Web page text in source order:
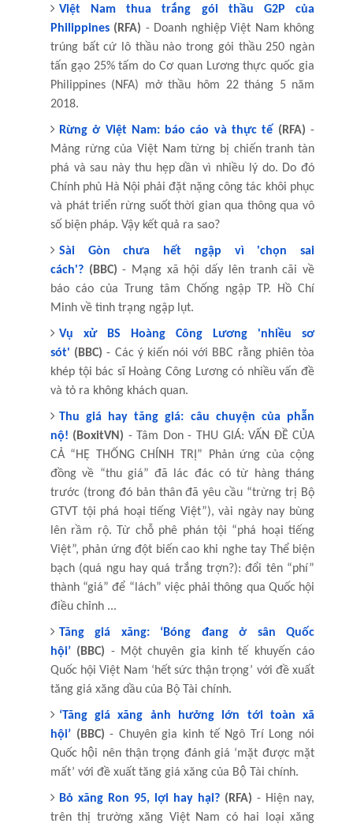
Việt Nam thua trắng gói thầu G2P của
Philippines(RFA) - Doanh nghiệp Việt Nam không
trúng bất cứ lô thầu nào trong gói thầu 250 ngàn
tấn gạo 25% tấm do Cơ quan Lương thực quốc gia
Philippines (NFA) mở thầu hôm 22 tháng 5 năm
2018.
Rừng ở Việt Nam: báo cáo và thực tế (RFA)-
Mảng rừng của Việt Nam từng bị chiến tranh tàn
phá và sau này thu hẹp dần vì nhiều lý do. Do đó
Chính phủ Hà Nội phải đặt nặng công tác khôi phục
và phát triển rừng suốt thời gian qua thông qua vô
số biện pháp. Vậy kết quả ra sao?
Sài Gòn chưa hết ngập vì 'chọn sai
cách'?(BBC)- Mạng xã hội dấy lên tranh cãi về
báo cáo của Trung tâm Chống ngập TP. Hồ Chí
Minh về tình trạng ngập lụt.
Vụ xử BS Hoàng Công Lương 'nhiều sơ
sót' (BBC)- Các ý kiến nói với BBC rằng phiên tòa
khép tội bác sĩ Hoàng Công Lương có nhiều vấn đề
và tỏ ra không khách quan.
Thu giá hay tăng giá: câu chuyện của phẫn
nộ! (BoxitVN) - Tâm Don - THU GIÁ: VẤN ĐỀ CỦA
CẢ “HỆ THỐNG CHÍNH TRỊ” Phản ứng của cộng
đồng về “thu giá” đã lác đác có từ hàng tháng
trước (trong đó bản thân đã yêu cầu “trừng trị Bộ
GTVT tội phá hoại tiếng Việt”), vài ngày nay bùng
lên rầm rộ. Từ chỗ phê phán tội “phá hoại tiếng
Việt”, phản ứng đột biến cao khi nghe tay Thể biện
bạch (quá ngu hay quá trắng trợn?): đổi tên “phí”
thành “giá” để “lách” việc phải thông qua Quốc hội
điều chỉnh ...
Tăng giá xăng: ‘Bóng đang ở sân Quốc
hội’(BBC) - Một chuyên gia kinh tế khuyến cáo
Quốc hội Việt Nam ‘hết sức thận trọng’ với đề xuất
tăng giá xăng dầu của Bộ Tài chính.
‘Tăng giá xăng ảnh hưởng lớn tới toàn xã
hội’(BBC)- Chuyên gia kinh tế Ngô Trí Long nói
Quốc hội nên thận trọng đánh giá ‘mặt được mặt
mất’ với đề xuất tăng giá xăng của Bộ Tài chính.
Bỏ xăng Ron 95, lợi hay hại? (RFA)- Hiện nay,
trên thị trường xăng Việt Nam có hai loại xăng